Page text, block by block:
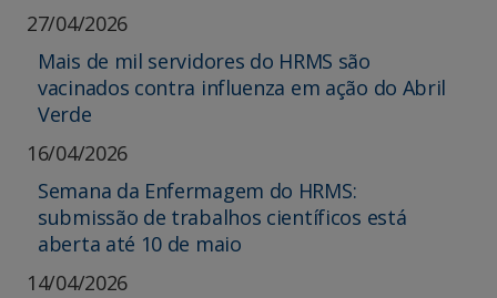
27/04/2026
Mais de mil servidores do HRMS são
vacinados contra influenza em ação do Abril
Verde
16/04/2026
Semana da Enfermagem do HRMS:
submissão de trabalhos científicos está
aberta até 10 de maio
14/04/2026